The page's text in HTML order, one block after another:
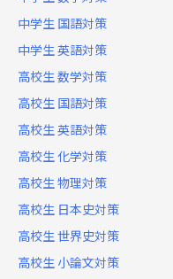
中学生 国語対策
中学生 英語対策
高校生 数学対策
高校生 国語対策
高校生 英語対策
高校生 化学対策
高校生 物理対策
高校生 日本史対策
高校生 世界史対策
高校生 小論文対策